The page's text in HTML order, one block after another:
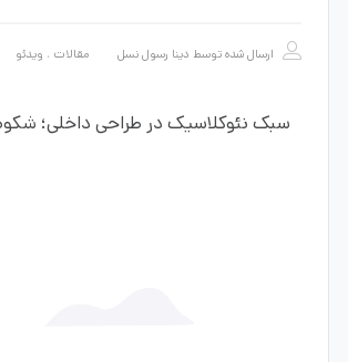
ارسال شده توسط دینا رسول نسل مقالات ، ویدئو
سبک نئوکلاسیک در طراحی داخلی؛